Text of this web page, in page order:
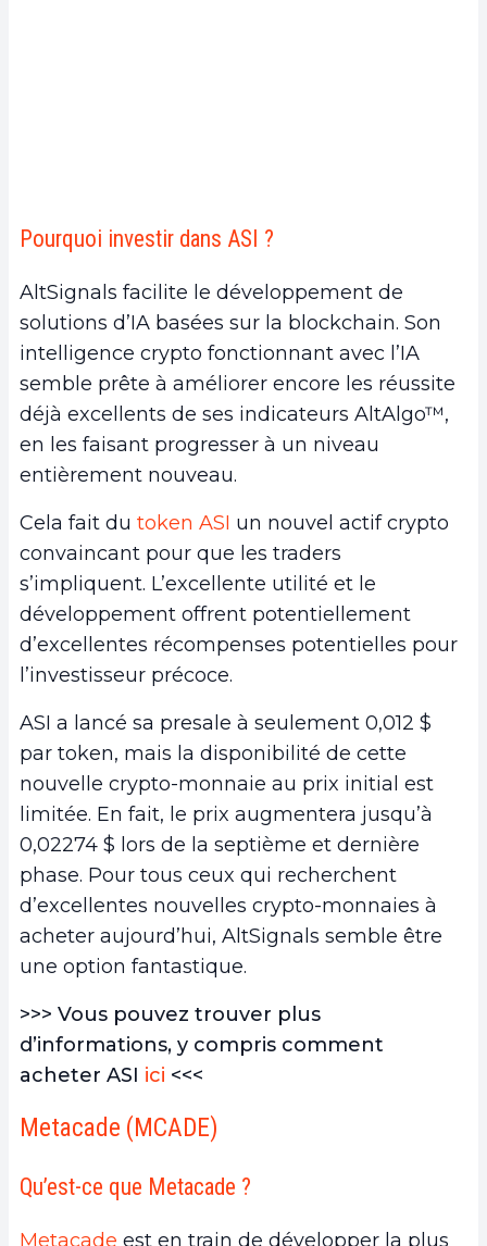
Pourquoi investir dans ASI ?
AltSignals facilite le développement de
solutions d’IA basées sur la blockchain. Son
intelligence crypto fonctionnant avec l’IA
semble prête à améliorer encore les réussite
déjà excellents de ses indicateurs AltAlgo™,
en les faisant progresser à un niveau
entièrement nouveau.
Cela fait du token ASI un nouvel actif crypto
convaincant pour que les traders
s’impliquent. L’excellente utilité et le
développement offrent potentiellement
d’excellentes récompenses potentielles pour
l’investisseur précoce.
ASI a lancé sa presale à seulement 0,012 $
par token, mais la disponibilité de cette
nouvelle crypto-monnaie au prix initial est
limitée. En fait, le prix augmentera jusqu’à
0,02274 $ lors de la septième et dernière
phase. Pour tous ceux qui recherchent
d’excellentes nouvelles crypto-monnaies à
acheter aujourd’hui, AltSignals semble être
une option fantastique.
>>> Vous pouvez trouver plus
d’informations, y compris comment
acheter ASI ici <<<
Metacade (MCADE)
Qu’est-ce que Metacade ?
Metacade est en train de développer la plus